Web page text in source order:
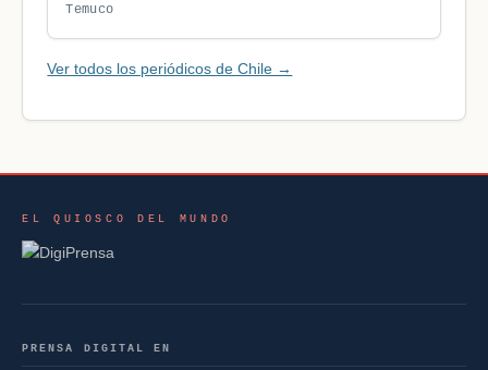
Temuco
Ver todos los periódicos de Chile →
EL QUIOSCO DEL MUNDO
PRENSA DIGITAL EN